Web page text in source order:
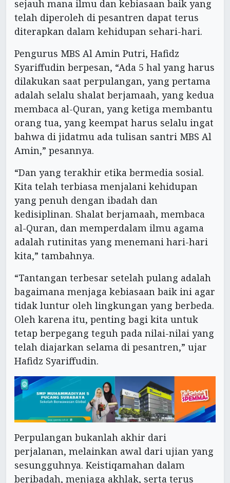
sejauh mana ilmu dan kebiasaan baik yang
telah diperoleh di pesantren dapat terus
diterapkan dalam kehidupan sehari-hari.
Pengurus MBS Al Amin Putri, Hafidz
Syariffudin berpesan, “Ada 5 hal yang harus
dilakukan saat perpulangan, yang pertama
adalah selalu shalat berjamaah, yang kedua
membaca al-Quran, yang ketiga membantu
orang tua, yang keempat harus selalu ingat
bahwa di jidatmu ada tulisan santri MBS Al
Amin,” pesannya.
“Dan yang terakhir etika bermedia sosial.
Kita telah terbiasa menjalani kehidupan
yang penuh dengan ibadah dan
kedisiplinan. Shalat berjamaah, membaca
al-Quran, dan memperdalam ilmu agama
adalah rutinitas yang menemani hari-hari
kita,” tambahnya.
“Tantangan terbesar setelah pulang adalah
bagaimana menjaga kebiasaan baik ini agar
tidak luntur oleh lingkungan yang berbeda.
Oleh karena itu, penting bagi kita untuk
tetap berpegang teguh pada nilai-nilai yang
telah diajarkan selama di pesantren,” ujar
Hafidz Syariffudin.
Perpulangan bukanlah akhir dari
perjalanan, melainkan awal dari ujian yang
sesungguhnya. Keistiqamahan dalam
beribadah, menjaga akhlak, serta terus